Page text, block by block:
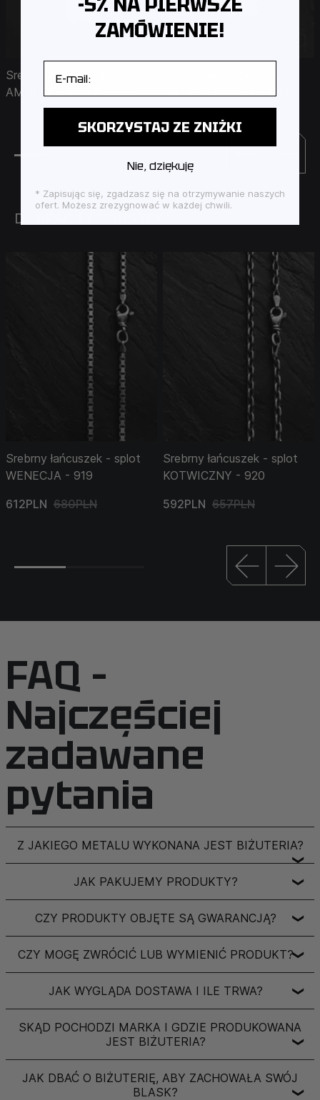
Srebrny wisiorek RUNA
AMULET - ALGIZ - 1318
OBEREG - FEHU - 3113
DOBRAĆ ŁAŃCUSZEK
Srebrny łańcuszek - splot
WENECJA - 919
612PLN 680PLN
Srebrny łańcuszek - splot
KOTWICZNY - 920
592PLN 657PLN
FAQ –
Najczęściej
zadawane
pytania
Z JAKIEGO METALU WYKONANA JEST BIŻUTERIA?
❯
JAK PAKUJEMY PRODUKTY? ❯
CZY PRODUKTY OBJĘTE SĄ GWARANCJĄ? ❯
CZY MOGĘ ZWRÓCIĆ LUB WYMIENIĆ PRODUKT?❯
JAK WYGLĄDA DOSTAWA I ILE TRWA? ❯
SKĄD POCHODZI MARKA I GDZIE PRODUKOWANA
JEST BIŻUTERIA?
❯
JAK DBAĆ O BIŻUTERIĘ, ABY ZACHOWAŁA SWÓJ
BLASK?
❯
ZAMÓWIENIE!
SKORZYSTAJ ZE ZNIŻKI
Nie, dziękuję
* Zapisując się, zgadzasz się na otrzymywanie naszych
ofert. Możesz zrezygnować w każdej chwili.